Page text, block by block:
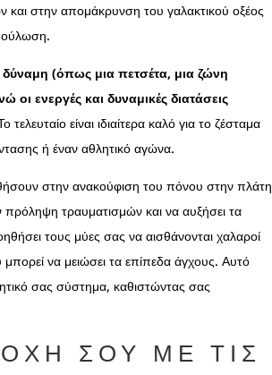
στην απομάκρυνση του γαλακτικού οξέος
δύναμη (όπως μια πετσέτα, μια ζώνη
ενεργές και δυναμικές διατάσεις
τελευταίο είναι ιδιαίτερα καλό για το ζέσταμα
ή έναν αθλητικό αγώνα.
στην ανακούφιση του πόνου στην πλάτη
τραυματισμών και να αυξήσει τα
τους μύες σας να αισθάνονται χαλαροί
μπορεί να μειώσει τα επίπεδα άγχους. Αυτό
σας σύστημα, καθιστώντας σας
ΣΟΥ ΜΕ ΤΙΣ